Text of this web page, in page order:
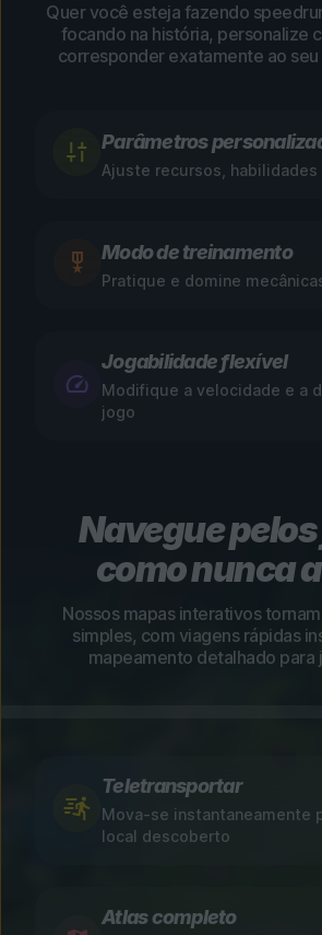
Quer você esteja fazendo
focando na história, personalize
corresponder exatamente ao
Parâmetros
Ajuste recursos,
Modo de treinamento
Pratique e domine
Jogabilidade flexível
Modifique a velocidade e a
jogo
Navegue
como nunca
Nossos mapas interativos
simples, com viagens rápidas
mapeamento detalhado para
Teletransportar
Mova-se instantaneamente
local descoberto
Atlas completo